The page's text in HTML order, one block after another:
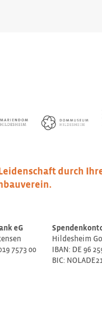
durch
eG
7573 00
Hildesheim
IBAN: DE 96
BIC: